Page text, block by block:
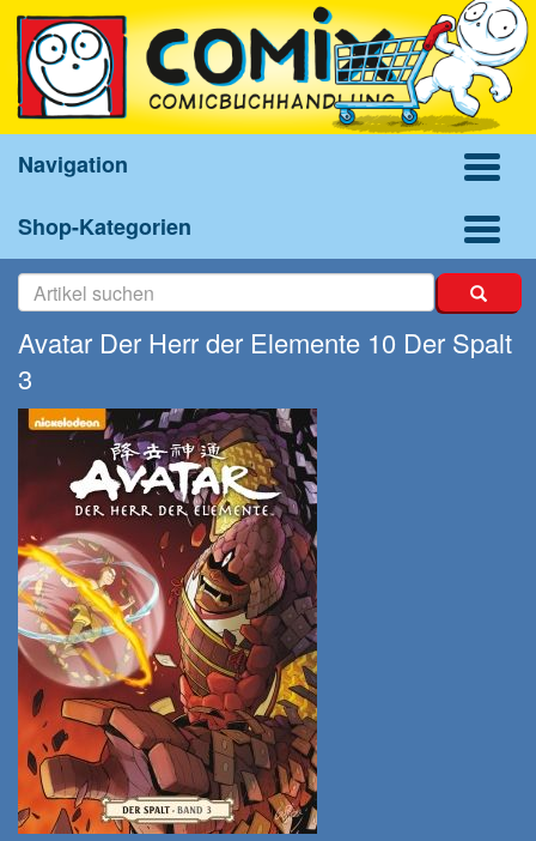
Navigation
Shop-Kategorien
Avatar Der Herr der Elemente 10 Der Spalt
3